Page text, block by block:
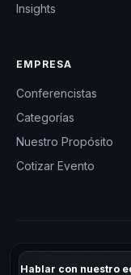
Hablar con nuestro
Insights
EMPRESA
Conferencistas
Categorías
Nuestro Propósito
Cotizar Evento
© 2026 CHM
corporativos en